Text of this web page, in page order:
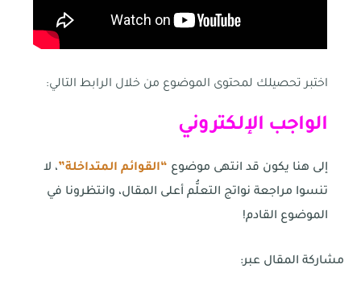
اختبر تحصيلك لمحتوى الموضوع من خلال الرابط التالي:
الواجب الإلكتروني
إلى هنا يكون قد انتهى موضوع “القوائم المتداخلة”، لا
تنسوا مراجعة نواتج التعلُّم أعلى المقال، وانتظرونا في
الموضوع القادم!
مشاركة المقال عبر: